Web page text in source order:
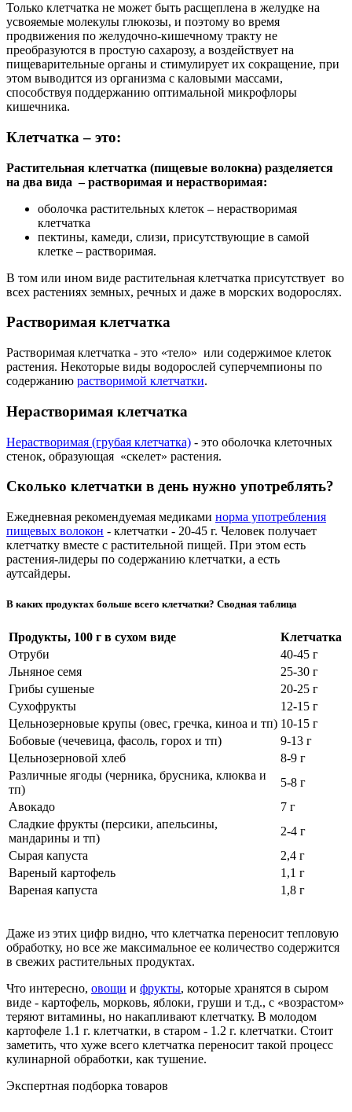
Только клетчатка не может быть расщеплена в желудке на
усвояемые молекулы глюкозы, и поэтому во время
продвижения по желудочно-кишечному тракту не
преобразуются в простую сахарозу, а воздействует на
пищеварительные органы и стимулирует их сокращение, при
этом выводится из организма с каловыми массами,
способствуя поддержанию оптимальной микрофлоры
кишечника.
Клетчатка – это:
Растительная клетчатка (пищевые волокна) разделяется
на два вида – растворимая и нерастворимая:
оболочка растительных клеток – нерастворимая
клетчатка
пектины, камеди, слизи, присутствующие в самой
клетке – растворимая.
В том или ином виде растительная клетчатка присутствует во
всех растениях земных, речных и даже в морских водорослях.
Растворимая клетчатка
Растворимая клетчатка - это «тело» или содержимое клеток
растения. Некоторые виды водорослей суперчемпионы по
содержанию растворимой клетчатки.
Нерастворимая клетчатка
Нерастворимая (грубая клетчатка) - это оболочка клеточных
стенок, образующая «скелет» растения.
Сколько клетчатки в день нужно употреблять?
Ежедневная рекомендуемая медиками норма употребления
пищевых волокон - клетчатки - 20-45 г. Человек получает
клетчатку вместе с растительной пищей. При этом есть
растения-лидеры по содержанию клетчатки, а есть
аутсайдеры.
В каких продуктах больше всего клетчатки? Сводная таблица
Продукты, 100 г в сухом виде
Клетчатка
Отруби
40-45 г
Льняное семя
25-30 г
Грибы сушеные
20-25 г
Сухофрукты
12-15 г
Цельнозерновые крупы (овес, гречка, киноа и тп) 10-15 г
Бобовые (чечевица, фасоль, горох и тп)
9-13 г
Цельнозерновой хлеб
8-9 г
Различные ягоды (черника, брусника, клюква и
тп)
5-8 г
Авокадо
7 г
Сладкие фрукты (персики, апельсины,
мандарины и тп)
2-4 г
Сырая капуста
2,4 г
Вареный картофель
1,1 г
Вареная капуста
1,8 г
Даже из этих цифр видно, что клетчатка переносит тепловую
обработку, но все же максимальное ее количество содержится
в свежих растительных продуктах.
Что интересно, овощи и фрукты, которые хранятся в сыром
виде - картофель, морковь, яблоки, груши и т.д., с «возрастом»
теряют витамины, но накапливают клетчатку. В молодом
картофеле 1.1 г. клетчатки, в старом - 1.2 г. клетчатки. Стоит
заметить, что хуже всего клетчатка переносит такой процесс
кулинарной обработки, как тушение.
Экспертная подборка товаров